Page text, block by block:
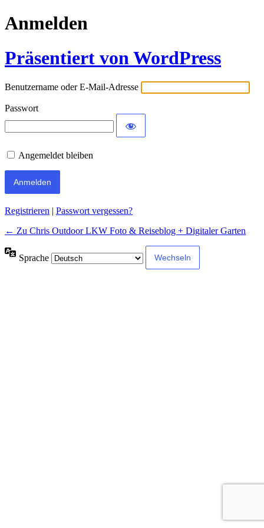
Anmelden
Präsentiert von WordPress
Benutzername oder E-Mail-Adresse
Passwort
Angemeldet bleiben
Alternative:
Registrieren | Passwort vergessen?
← Zu Chris Outdoor LKW Foto & Reiseblog + Digitaler Garten
Sprache